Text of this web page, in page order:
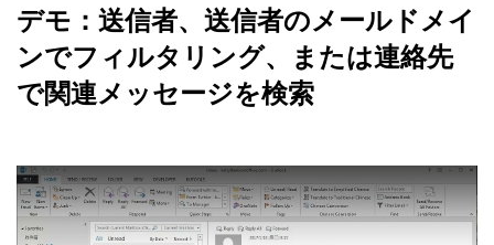
デモ：送信者、送信者のメールドメイ
ンでフィルタリング、または連絡先
で関連メッセージを検索